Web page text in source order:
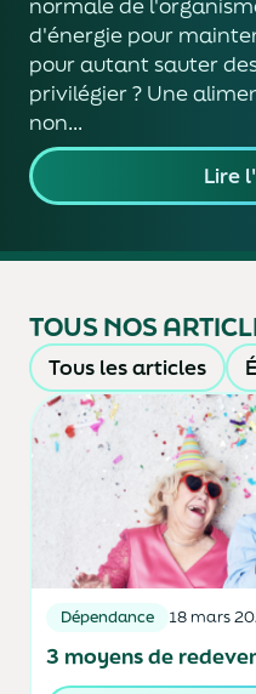
d'énergie pour
pour autant sauter
privilégier ? Une
non...
Lire
TOUS NOS
Tous les articles
Dépendance 18 mars
3 moyens de